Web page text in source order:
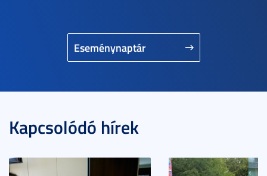
Eseménynaptár
Kapcsolódó hírek